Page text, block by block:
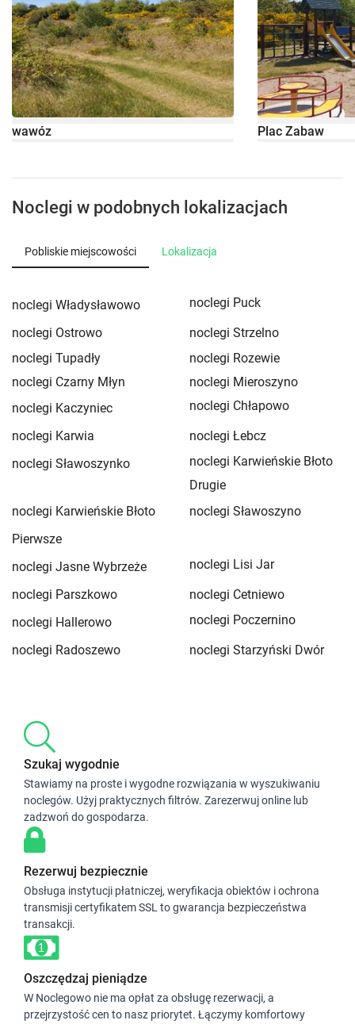
wawóz Plac Zabaw
Noclegi w podobnych lokalizacjach
Pobliskie miejscowości Lokalizacja
noclegi Władysławowo
noclegi Puck
noclegi Ostrowo
noclegi Strzelno
noclegi Tupadły
noclegi Rozewie
noclegi Czarny Młyn
noclegi Mieroszyno
noclegi Kaczyniec
noclegi Chłapowo
noclegi Karwia
noclegi Łebcz
noclegi Sławoszynko
noclegi Karwieńskie Błoto
Drugie
noclegi Karwieńskie Błoto
Pierwsze
noclegi Sławoszyno
noclegi Jasne Wybrzeże
noclegi Lisi Jar
noclegi Parszkowo
noclegi Cetniewo
noclegi Hallerowo
noclegi Poczernino
noclegi Radoszewo
noclegi Starzyński Dwór
Szukaj wygodnie
Stawiamy na proste i wygodne rozwiązania w wyszukiwaniu
noclegów. Użyj praktycznych filtrów. Zarezerwuj online lub
zadzwoń do gospodarza.
Rezerwuj bezpiecznie
Obsługa instytucji płatniczej, weryfikacja obiektów i ochrona
transmisji certyfikatem SSL to gwarancja bezpieczeństwa
transakcji.
Oszczędzaj pieniądze
W Noclegowo nie ma opłat za obsługę rezerwacji, a
przejrzystość cen to nasz priorytet. Łączymy komfortowy